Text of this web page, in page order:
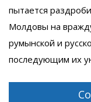
пытается
Молдовы на
румынской и
последующим их